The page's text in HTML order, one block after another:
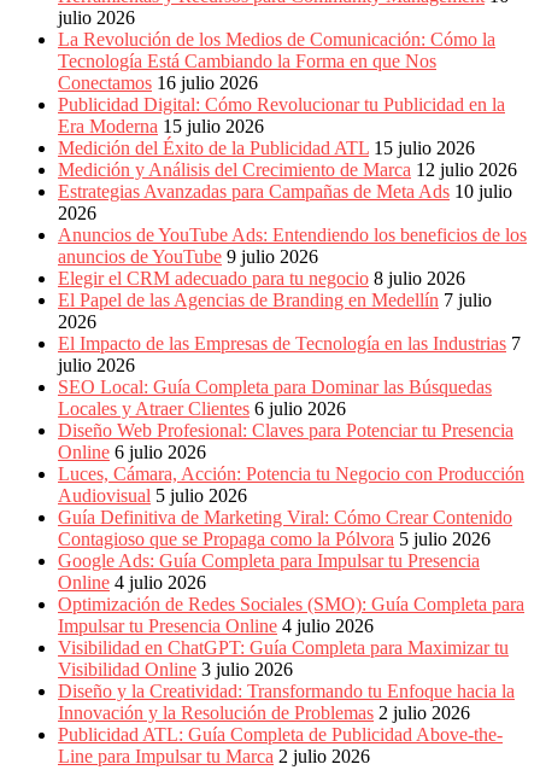
Eventos
Marketing,
Mercadotecnia,
Eventos
Publicitarios,
Colecciónes,
Marcas,
Insigns,
Radio,
Creatividad,
SEM,
Free
RRPP,
Comerciales,
Periodismo,
Revistas,
Magazines
BTL,
Periódicos
Producción
Gráfica
Colombia.
julio 2026
La Revolución de los Medios de Comunicación: Cómo la
Tecnología Está Cambiando la Forma en que Nos
Conectamos 16 julio 2026
Publicidad Digital: Cómo Revolucionar tu Publicidad en la
Era Moderna 15 julio 2026
Medición del Éxito de la Publicidad ATL 15 julio 2026
Medición y Análisis del Crecimiento de Marca 12 julio 2026
Estrategias Avanzadas para Campañas de Meta Ads 10 julio
2026
Anuncios de YouTube Ads: Entendiendo los beneficios de los
anuncios de YouTube 9 julio 2026
Elegir el CRM adecuado para tu negocio 8 julio 2026
El Papel de las Agencias de Branding en Medellín 7 julio
2026
El Impacto de las Empresas de Tecnología en las Industrias 7
julio 2026
SEO Local: Guía Completa para Dominar las Búsquedas
Locales y Atraer Clientes 6 julio 2026
Diseño Web Profesional: Claves para Potenciar tu Presencia
Online 6 julio 2026
Luces, Cámara, Acción: Potencia tu Negocio con Producción
Audiovisual 5 julio 2026
Guía Definitiva de Marketing Viral: Cómo Crear Contenido
Contagioso que se Propaga como la Pólvora 5 julio 2026
Google Ads: Guía Completa para Impulsar tu Presencia
Online 4 julio 2026
Optimización de Redes Sociales (SMO): Guía Completa para
Impulsar tu Presencia Online 4 julio 2026
Visibilidad en ChatGPT: Guía Completa para Maximizar tu
Visibilidad Online 3 julio 2026
Diseño y la Creatividad: Transformando tu Enfoque hacia la
Innovación y la Resolución de Problemas 2 julio 2026
Publicidad ATL: Guía Completa de Publicidad Above-the-
Line para Impulsar tu Marca 2 julio 2026